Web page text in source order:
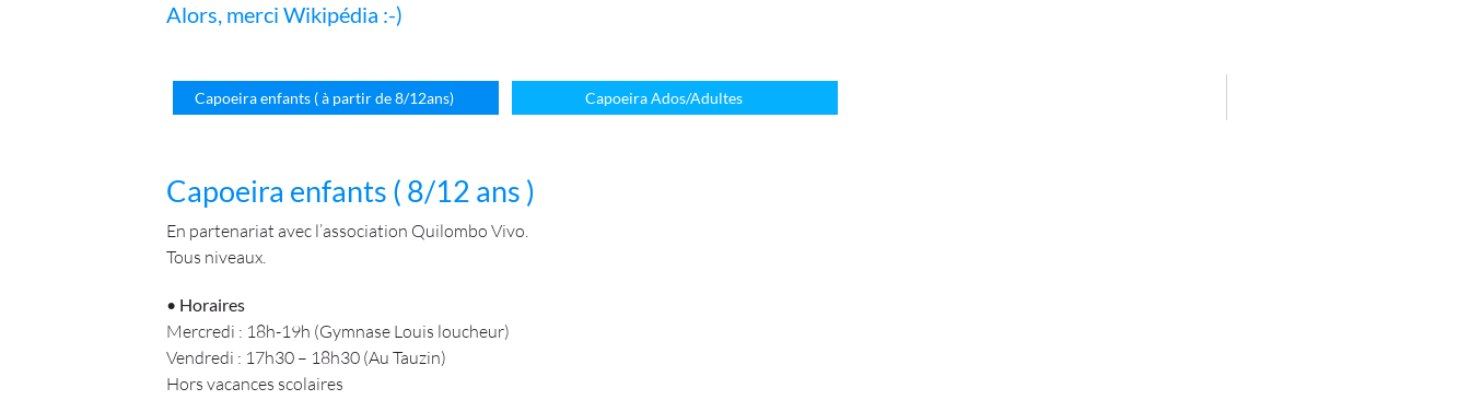
Alors, merci Wikipédia :-)
Capoeira enfants ( à partir de 8/12ans) Capoeira Ados/Adultes
Capoeira enfants ( 8/12 ans )
En partenariat avec l’association Quilombo Vivo.
Tous niveaux.
• Horaires
Mercredi : 18h-19h (Gymnase Louis loucheur)
Vendredi : 17h30 – 18h30 (Au Tauzin)
Hors vacances scolaires